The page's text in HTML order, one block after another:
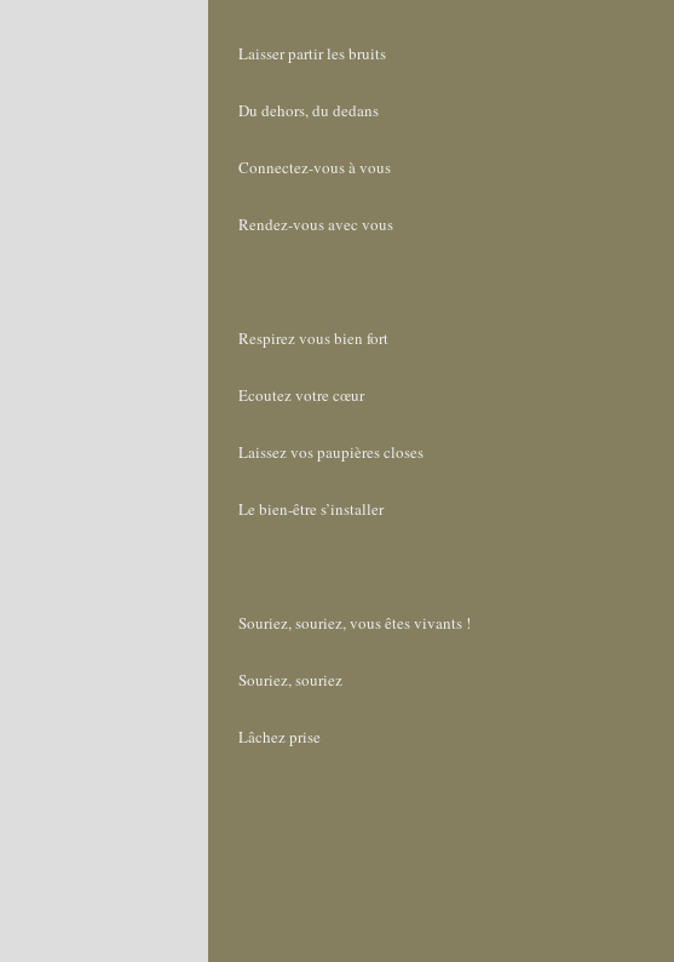
Laisser partir les bruits
Du dehors, du dedans
Connectez-vous à vous
Rendez-vous avec vous
Respirez vous bien fort
Ecoutez votre cœur
Laissez vos paupières closes
Le bien-être s’installer
Souriez, souriez, vous êtes vivants !
Souriez, souriez
Lâchez prise